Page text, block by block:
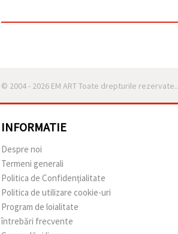
© 2004 - 2026 EM ART Toate drepturile rezervate..
INFORMATIE
Despre noi
Termeni generali
Politica de Confidențialitate
Politica de utilizare cookie-uri
Program de loialitate
întrebări frecvente